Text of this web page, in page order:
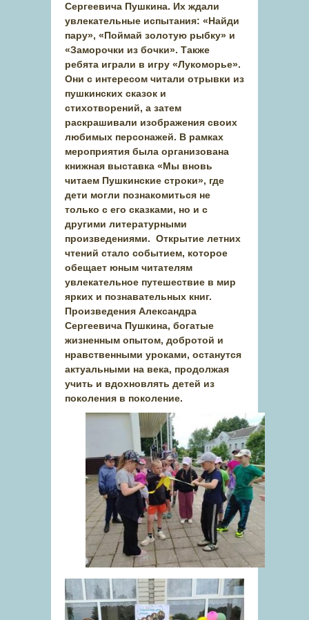
Сергеевича Пушкина. Их ждали
увлекательные испытания: «Найди
пару», «Поймай золотую рыбку» и
«Заморочки из бочки». Также
ребята играли в игру «Лукоморье».
Они с интересом читали отрывки из
пушкинских сказок и
стихотворений, а затем
раскрашивали изображения своих
любимых персонажей. В рамках
мероприятия была организована
книжная выставка «Мы вновь
читаем Пушкинские строки», где
дети могли познакомиться не
только с его сказками, но и с
другими литературными
произведениями. Открытие летних
чтений стало событием, которое
обещает юным читателям
увлекательное путешествие в мир
ярких и познавательных книг.
Произведения Александра
Сергеевича Пушкина, богатые
жизненным опытом, добротой и
нравственными уроками, останутся
актуальными на века, продолжая
учить и вдохновлять детей из
поколения в поколение.